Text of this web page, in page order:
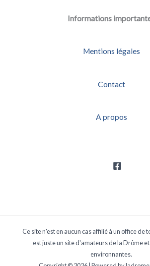
Informations
Mentions légales
Contact
A propos
Ce site n'est en aucun cas affilié à un office de
est juste un site d'amateurs de la Drôme
environnantes.